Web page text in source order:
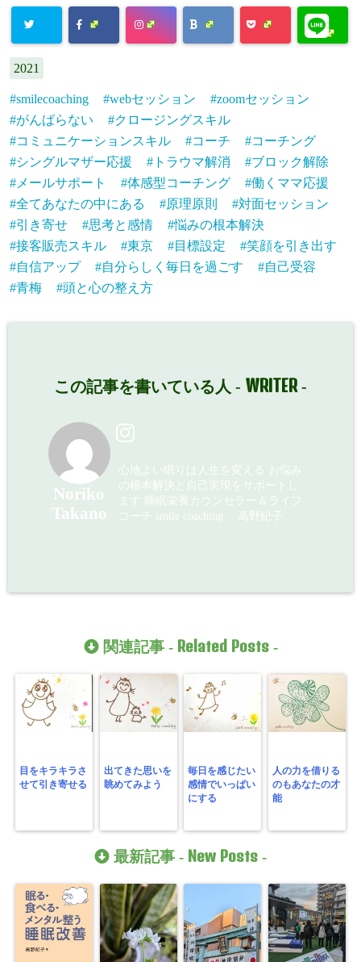
Undefined
array key
/home/emma
smile39/smile
coaching.jp/p
ublic_html/w
content/plugi
2021
smilecoaching webセッション
zoomセッション
がんばらない
クロージングスキル
コミュニケーションスキル
コーチ
コーチング
シングルマザー応援
トラウマ解消
ブロック解除
メールサポート
体感型コーチング
働くママ応援
全てあなたの中にある
原理原則
対面セッション
引き寄せ
思考と感情
悩みの根本解決
接客販売スキル
東京 目標設定
笑顔を引き出す
自信アップ
自分らしく毎日を過ごす
自己受容
青梅
頭と心の整え方
この記事を書いている人 - WRITER-
Noriko
Takano
心地よい眠りは人生を変える お悩み
の根本解決と自己実現をサポートし
ます 睡眠栄養カウンセラー＆ライフ
コーチ smile coaching 高野紀子
関連記事 - Related Posts-
目をキラキラさ
せて引き寄せる
出てきた思いを
眺めてみよう
毎日を感じたい
感情でいっぱい
にする
人の力を借りる
のもあなたの才
能
最新記事 - New Posts -